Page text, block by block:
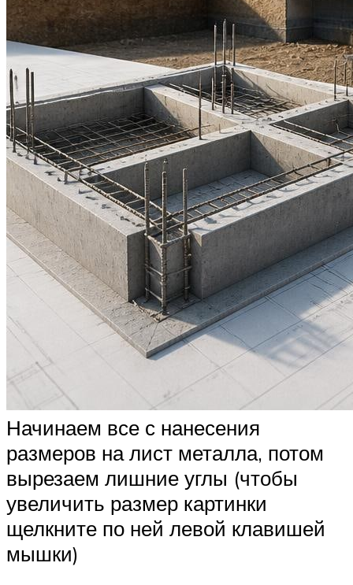
Начинаем все с нанесения
размеров на лист металла, потом
вырезаем лишние углы (чтобы
увеличить размер картинки
щелкните по ней левой клавишей
мышки)